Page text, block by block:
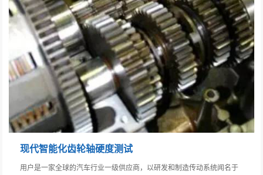
现代智能化齿轮轴硬度测试
用户是一家全球的汽车行业一级供应商，以研发和制造传动系统闻名于